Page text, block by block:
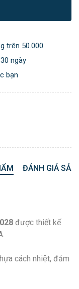
trên 50.000
ngày
bạn
ĐÁNH GIÁ
được thiết kế
cách nhiệt, đảm